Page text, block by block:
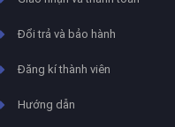
Đổi trả và bảo hành
Đăng kí thành viên
Hướng dẫn